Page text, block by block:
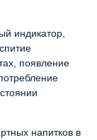
индикатор,
появление
напитков в